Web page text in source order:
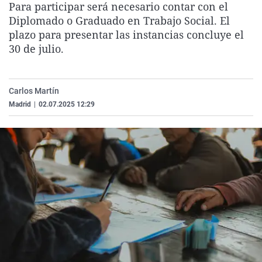
La rosa de los vientos
Gente viajera
Caso
Retornados
Extremadura
Galicia
Virales
Televisión
Para participar será necesario contar con el
Diplomado o Graduado en Trabajo Social. El
plazo para presentar las instancias concluye el
30 de julio.
Carlos Martín
Madrid 02.07.2025 12:29